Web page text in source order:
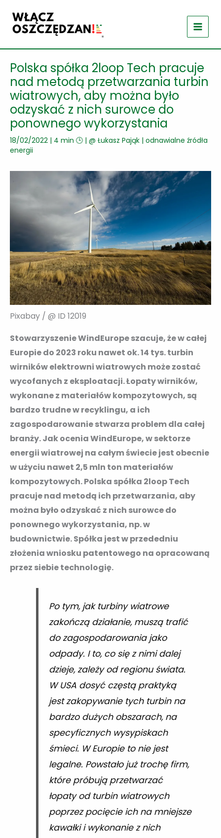
treści
Polska spółka 2loop Tech pracuje
nad metodą przetwarzania turbin
wiatrowych, aby można było
odzyskać z nich surowce do
ponownego wykorzystania
18/02/2022 | 4 min 🕒 | @ Łukasz Pająk | odnawialne źródła
energii
Pixabay / @ ID 12019
Stowarzyszenie WindEurope szacuje, że w całej
Europie do 2023 roku nawet ok. 14 tys. turbin
wirników elektrowni wiatrowych może zostać
wycofanych z eksploatacji. Łopaty wirników,
wykonane z materiałów kompozytowych, są
bardzo trudne w recyklingu, a ich
zagospodarowanie stwarza problem dla całej
branży. Jak ocenia WindEurope, w sektorze
energii wiatrowej na całym świecie jest obecnie
w użyciu nawet 2,5 mln ton materiałów
kompozytowych. Polska spółka 2loop Tech
pracuje nad metodą ich przetwarzania, aby
można było odzyskać z nich surowce do
ponownego wykorzystania, np. w
budownictwie. Spółka jest w przededniu
złożenia wniosku patentowego na opracowaną
przez siebie technologię.
Po tym, jak turbiny wiatrowe
zakończą działanie, muszą trafić
do zagospodarowania jako
odpady. I to, co się z nimi dalej
dzieje, zależy od regionu świata.
W USA dosyć częstą praktyką
jest zakopywanie tych turbin na
bardzo dużych obszarach, na
specyficznych wysypiskach
śmieci. W Europie to nie jest
legalne. Powstało już trochę firm,
które próbują przetwarzać
łopaty od turbin wiatrowych
poprzez pocięcie ich na mniejsze
kawałki i wykonanie z nich